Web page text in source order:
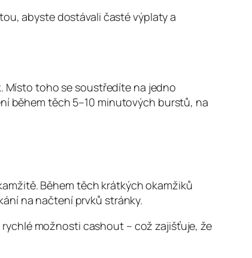
abyste dostávali časté výplaty a
Místo toho se soustředíte na jedno
během těch 5–10 minutových burstů, na
Během těch krátkých okamžiků
na načtení prvků stránky.
možnosti cashout – což zajišťuje, že